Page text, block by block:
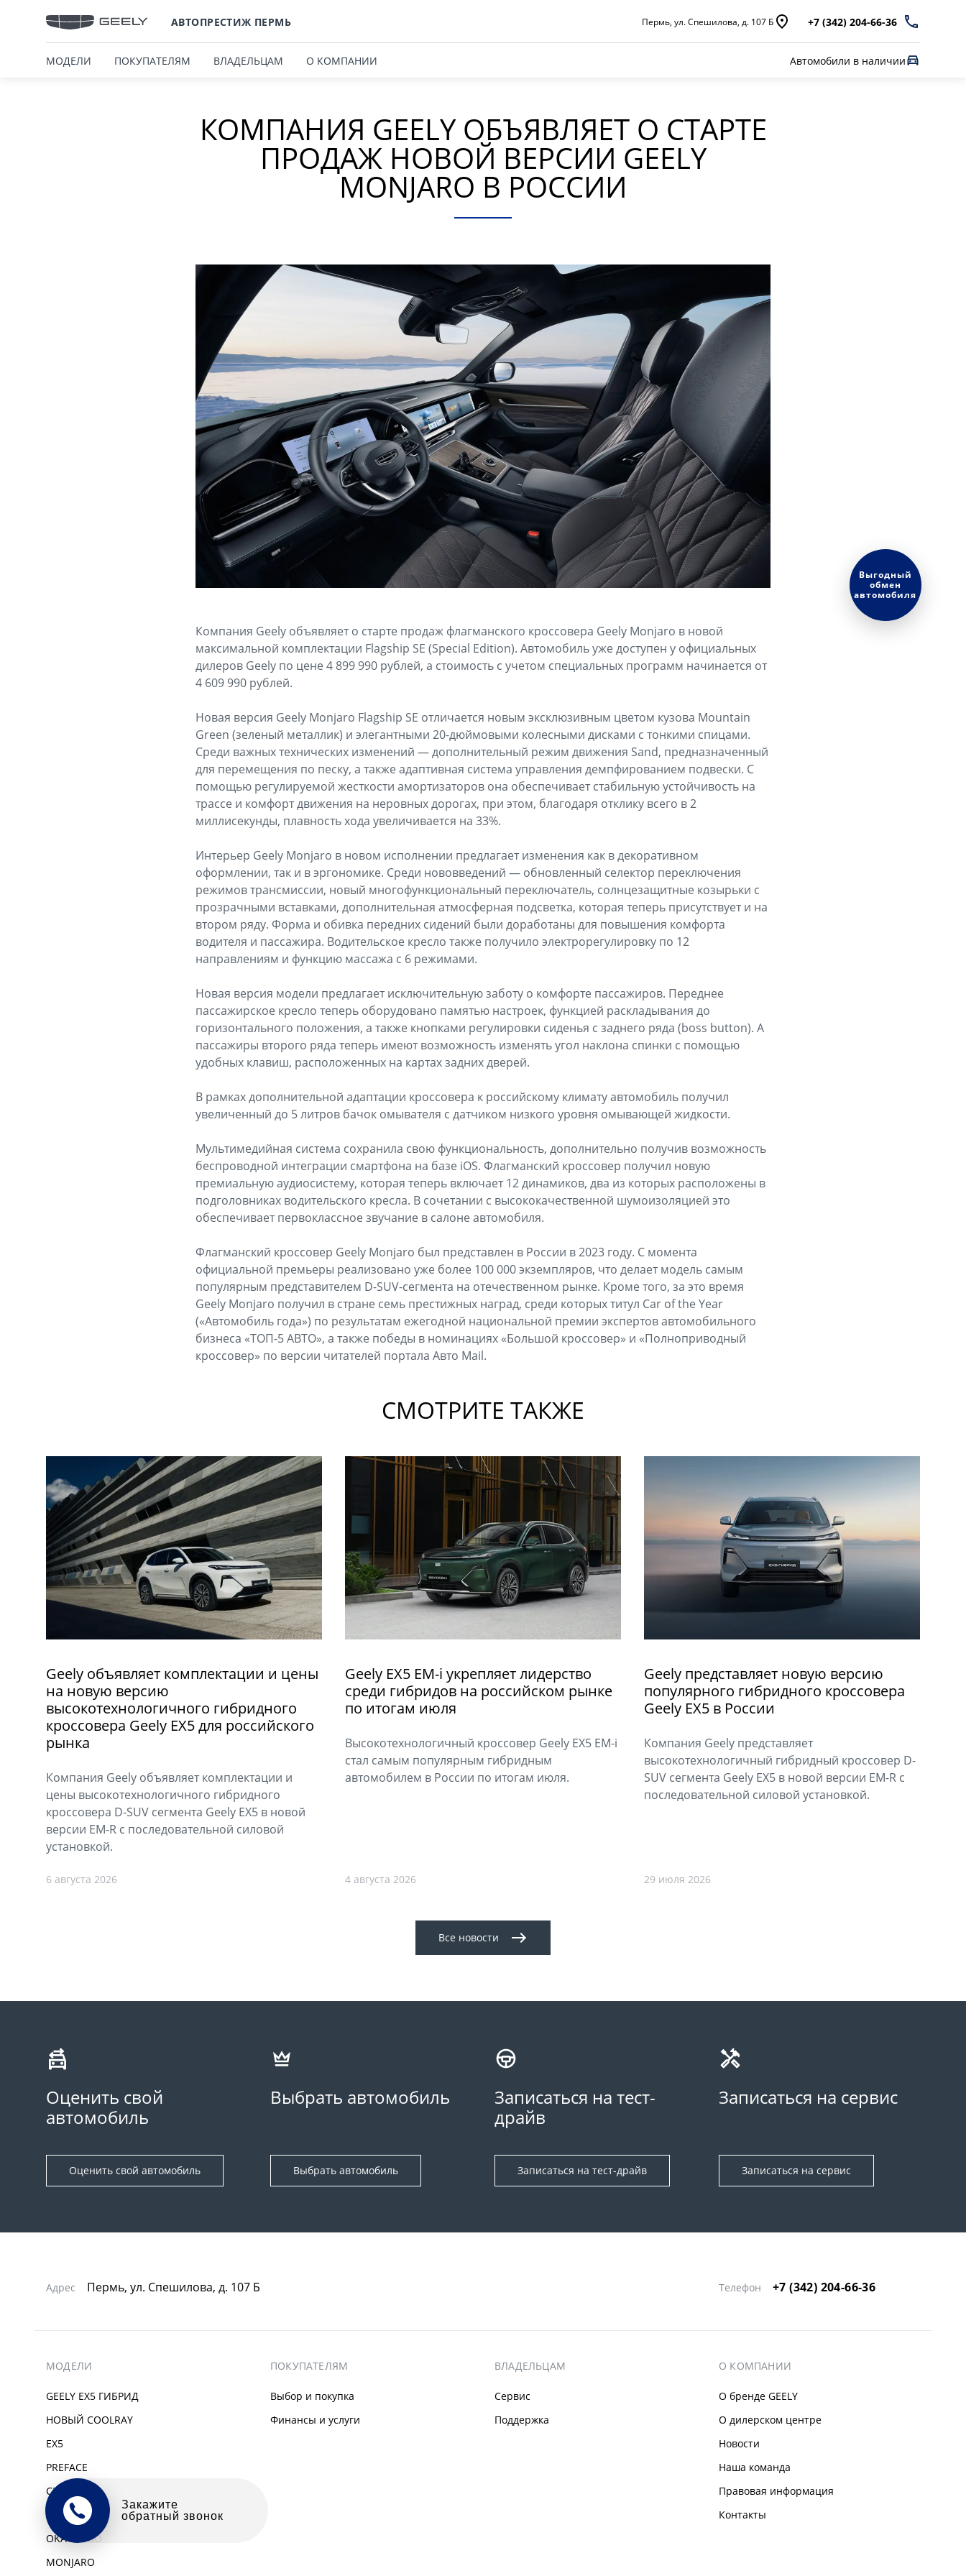
АВТОПРЕСТИЖ ПЕРМЬ Пермь, ул. Спешилова, д. 107 Б +7 (342) 204-66-36
МОДЕЛИ ПОКУПАТЕЛЯМ ВЛАДЕЛЬЦАМ О КОМПАНИИ Автомобили в наличии
КОМПАНИЯ GEELY ОБЪЯВЛЯЕТ О СТАРТЕ
ПРОДАЖ НОВОЙ ВЕРСИИ GEELY
MONJARO В РОССИИ
Компания Geely объявляет о старте продаж флагманского кроссовера Geely Monjaro в новой
максимальной комплектации Flagship SE (Special Edition). Автомобиль уже доступен у официальных
дилеров Geely по цене 4 899 990 рублей, а стоимость с учетом специальных программ начинается от
4 609 990 рублей.
Новая версия Geely Monjaro Flagship SE отличается новым эксклюзивным цветом кузова Mountain
Green (зеленый металлик) и элегантными 20-дюймовыми колесными дисками с тонкими спицами.
Среди важных технических изменений — дополнительный режим движения Sand, предназначенный
для перемещения по песку, а также адаптивная система управления демпфированием подвески. С
помощью регулируемой жесткости амортизаторов она обеспечивает стабильную устойчивость на
трассе и комфорт движения на неровных дорогах, при этом, благодаря отклику всего в 2
миллисекунды, плавность хода увеличивается на 33%.
Интерьер Geely Monjaro в новом исполнении предлагает изменения как в декоративном
оформлении, так и в эргономике. Среди нововведений — обновленный селектор переключения
режимов трансмиссии, новый многофункциональный переключатель, солнцезащитные козырьки с
прозрачными вставками, дополнительная атмосферная подсветка, которая теперь присутствует и на
втором ряду. Форма и обивка передних сидений были доработаны для повышения комфорта
водителя и пассажира. Водительское кресло также получило электрорегулировку по 12
направлениям и функцию массажа с 6 режимами.
Новая версия модели предлагает исключительную заботу о комфорте пассажиров. Переднее
пассажирское кресло теперь оборудовано памятью настроек, функцией раскладывания до
горизонтального положения, а также кнопками регулировки сиденья с заднего ряда (boss button). А
пассажиры второго ряда теперь имеют возможность изменять угол наклона спинки с помощью
удобных клавиш, расположенных на картах задних дверей.
В рамках дополнительной адаптации кроссовера к российскому климату автомобиль получил
увеличенный до 5 литров бачок омывателя с датчиком низкого уровня омывающей жидкости.
Мультимедийная система сохранила свою функциональность, дополнительно получив возможность
беспроводной интеграции смартфона на базе iOS. Флагманский кроссовер получил новую
премиальную аудиосистему, которая теперь включает 12 динамиков, два из которых расположены в
подголовниках водительского кресла. В сочетании с высококачественной шумоизоляцией это
обеспечивает первоклассное звучание в салоне автомобиля.
Флагманский кроссовер Geely Monjaro был представлен в России в 2023 году. С момента
официальной премьеры реализовано уже более 100 000 экземпляров, что делает модель самым
популярным представителем D-SUV-сегмента на отечественном рынке. Кроме того, за это время
Geely Monjaro получил в стране семь престижных наград, среди которых титул Car of the Year
(«Автомобиль года») по результатам ежегодной национальной премии экспертов автомобильного
бизнеса «ТОП-5 АВТО», а также победы в номинациях «Большой кроссовер» и «Полноприводный
кроссовер» по версии читателей портала Авто Mail.
СМОТРИТЕ ТАКЖЕ
Geely объявляет комплектации и цены
на новую версию
высокотехнологичного гибридного
кроссовера Geely EX5 для российского
рынка
Компания Geely объявляет комплектации и
цены высокотехнологичного гибридного
кроссовера D-SUV сегмента Geely EX5 в новой
версии EM-R с последовательной силовой
установкой.
6 августа 2026
Geely EX5 EM-i укрепляет лидерство
среди гибридов на российском рынке
по итогам июля
Высокотехнологичный кроссовер Geely EX5 EM-i
стал самым популярным гибридным
автомобилем в России по итогам июля.
4 августа 2026
Geely представляет новую версию
популярного гибридного кроссовера
Geely EX5 в России
Компания Geely представляет
высокотехнологичный гибридный кроссовер D-
SUV сегмента Geely EX5 в новой версии EM-R с
последовательной силовой установкой.
29 июля 2026
Все новости
Оценить свой
автомобиль
Оценить свой автомобиль
Выбрать автомобиль
Выбрать автомобиль
Записаться на тест-
драйв
Записаться на тест-драйв
Записаться на сервис
Записаться на сервис
Адрес Пермь, ул. Спешилова, д. 107 Б Телефон +7 (342) 204-66-36
МОДЕЛИ
GEELY EX5 ГИБРИД
НОВЫЙ COOLRAY
EX5
PREFACE
CITYRAY
ATLAS
OKAVANGO
MONJARO
ПОКУПАТЕЛЯМ
Выбор и покупка
Финансы и услуги
ВЛАДЕЛЬЦАМ
Сервис
Поддержка
О КОМПАНИИ
О бренде GEELY
О дилерском центре
Новости
Наша команда
Правовая информация
Контакты
Оценить ваш
автомобиль?
Оцените свой авто
в обмен на новый